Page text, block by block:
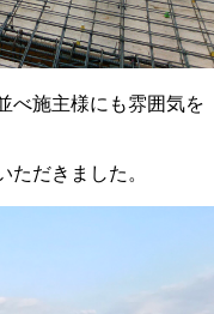
べ施主様にも雰囲気を
ただきました。